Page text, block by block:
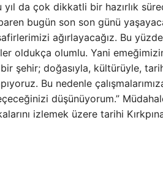
da çok dikkatli bir hazırlık
bugün son son günü
ağırlayacağız. Bu
oldukça olumlu. Yani emeğimizin
şehir; doğasıyla, kültürüyle,
Bu nedenle
düşünüyorum.”
izlemek üzere tarihi